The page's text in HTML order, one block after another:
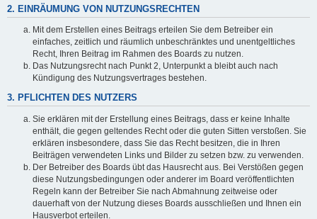
2. EINRÄUMUNG VON NUTZUNGSRECHTEN
Mit dem Erstellen eines Beitrags erteilen Sie dem Betreiber ein
einfaches, zeitlich und räumlich unbeschränktes und unentgeltliches
Recht, Ihren Beitrag im Rahmen des Boards zu nutzen.
Das Nutzungsrecht nach Punkt 2, Unterpunkt a bleibt auch nach
Kündigung des Nutzungsvertrages bestehen.
3. PFLICHTEN DES NUTZERS
Sie erklären mit der Erstellung eines Beitrags, dass er keine Inhalte
enthält, die gegen geltendes Recht oder die guten Sitten verstoßen. Sie
erklären insbesondere, dass Sie das Recht besitzen, die in Ihren
Beiträgen verwendeten Links und Bilder zu setzen bzw. zu verwenden.
Der Betreiber des Boards übt das Hausrecht aus. Bei Verstößen gegen
diese Nutzungsbedingungen oder anderer im Board veröffentlichten
Regeln kann der Betreiber Sie nach Abmahnung zeitweise oder
dauerhaft von der Nutzung dieses Boards ausschließen und Ihnen ein
Hausverbot erteilen.